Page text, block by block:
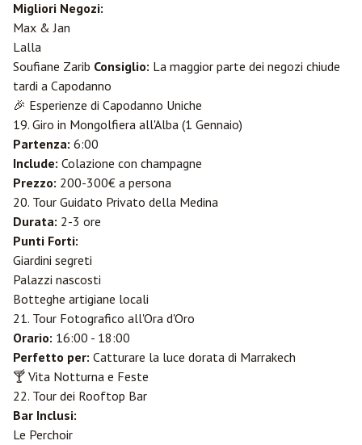
Migliori Negozi:
Max & Jan
Lalla
Soufiane Zarib Consiglio: La maggior parte dei negozi chiude
tardi a Capodanno
🎉 Esperienze di Capodanno Uniche
19. Giro in Mongolfiera all'Alba (1 Gennaio)
Partenza: 6:00
Include: Colazione con champagne
Prezzo: 200-300€ a persona
20. Tour Guidato Privato della Medina
Durata: 2-3 ore
Punti Forti:
Giardini segreti
Palazzi nascosti
Botteghe artigiane locali
21. Tour Fotografico all'Ora d'Oro
Orario: 16:00 - 18:00
Perfetto per: Catturare la luce dorata di Marrakech
🍸 Vita Notturna e Feste
22. Tour dei Rooftop Bar
Bar Inclusi:
Le Perchoir